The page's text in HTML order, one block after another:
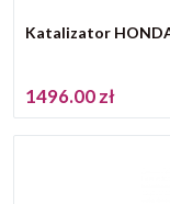
Katalizator
1496.00 zł